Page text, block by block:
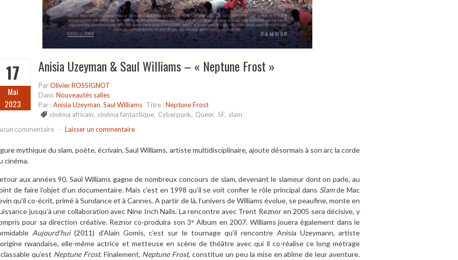
17
Mai
2023
Anisia Uzeyman & Saul Williams – « Neptune Frost »
ParOlivier ROSSIGNOT
Dans Nouveautés salles
Par :Anisia Uzeyman, Saul Williams Titre :Neptune Frost
cinéma africain, cinéma fantastique, Cyberpunk, Queer, SF, slam
commentaire - Laisser un commentaire
mythique du slam, poète, écrivain, Saul Williams, artiste multidisciplinaire, ajoute désormais à son arc la corde
cinéma.
aux années 90. Saul Williams gagne de nombreux concours de slam, devenant le slameur dont on parle, au
de faire l’objet d’un documentaire. Mais c’est en 1998 qu’il se voit confier le rôle principal dans Slamde Mac
qu’il co-écrit, primé à Sundance et à Cannes. A partir de là, l’univers de Williams évolue, se peaufine, monte en
jusqu’à une collaboration avec Nine Inch Nails. La rencontre avec Trent Reznor en 2005 sera décisive, y
pour sa direction créative. Reznor co-produira son 3e Album en 2007. Williams jouera également dans le
Aujourd’hui(2011) d’Alain Gomis, c’est sur le tournage qu’il rencontre Anisia Uzeymann, artiste
rwandaise, elle-même actrice et metteuse en scène de théâtre avec qui il co-réalise ce long métrage
qu’est Neptune Frost. Finalement, Neptune Frost, constitue un peu la mise en abîme de leur aventure.